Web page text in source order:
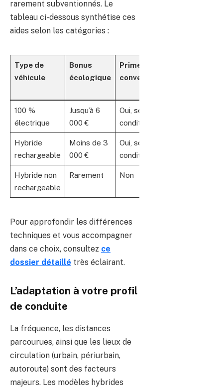
rarement subventionnés. Le
tableau ci-dessous synthétise ces
aides selon les catégories :
Type de
véhicule
Bonus
écologique
Prime à la
conversion
100 %
électrique
Jusqu’à 6
000 €
Oui, selon
conditions
Hybride
rechargeable
Moins de 3
000 €
Oui, sous
conditions
Hybride non
rechargeable
Rarement Non
Pour approfondir les différences
techniques et vous accompagner
dans ce choix, consultez ce
dossier détaillé très éclairant.
L’adaptation à votre profil
de conduite
La fréquence, les distances
parcourues, ainsi que les lieux de
circulation (urbain, périurbain,
autoroute) sont des facteurs
majeurs. Les modèles hybrides